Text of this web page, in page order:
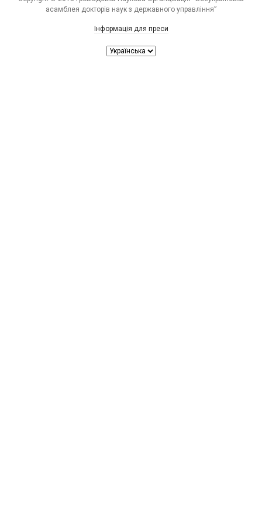
асамблея докторів наук з державного управління”
Інформація для преси